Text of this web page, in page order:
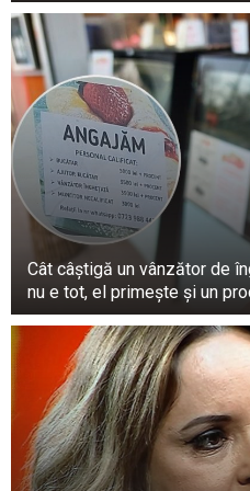
Rotaru a spus că
repede pe fructele cu
este valabil mai ales
și căpșuni – fructele
Cât câștigă un vânzător de
nu e tot, el primește și un